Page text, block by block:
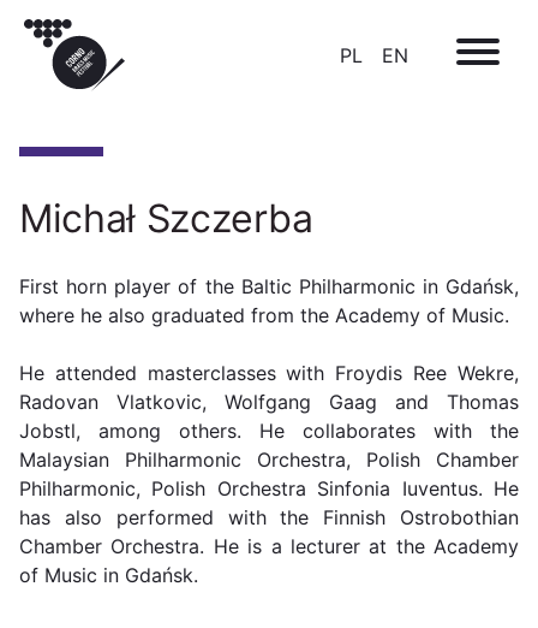
PL EN
Michał Szczerba
First horn player of the Baltic Philharmonic in Gdańsk,
where he also graduated from the Academy of Music.
He attended masterclasses with Froydis Ree Wekre,
Radovan Vlatkovic, Wolfgang Gaag and Thomas
Jobstl, among others. He collaborates with the
Malaysian Philharmonic Orchestra, Polish Chamber
Philharmonic, Polish Orchestra Sinfonia Iuventus. He
has also performed with the Finnish Ostrobothian
Chamber Orchestra. He is a lecturer at the Academy
of Music in Gdańsk.